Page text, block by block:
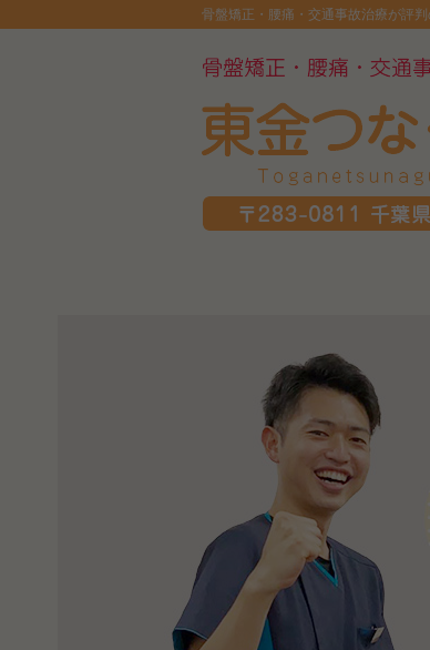
骨盤矯正・腰痛・交通事故治療が評